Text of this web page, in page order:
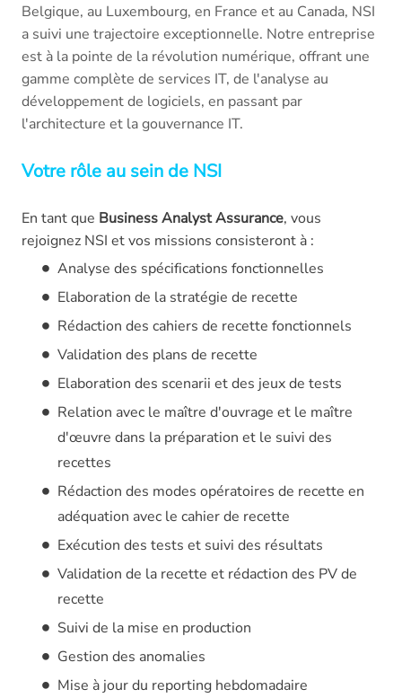
Belgique, au Luxembourg, en France et au Canada, NSI
a suivi une trajectoire exceptionnelle. Notre entreprise
est à la pointe de la révolution numérique, offrant une
gamme complète de services IT, de l'analyse au
développement de logiciels, en passant par
l'architecture et la gouvernance IT.
Votre rôle au sein de NSI
En tant que Business Analyst Assurance, vous
rejoignez NSI et vos missions consisteront à :
Analyse des spécifications fonctionnelles
Elaboration de la stratégie de recette
Rédaction des cahiers de recette fonctionnels
Validation des plans de recette
Elaboration des scenarii et des jeux de tests
Relation avec le maître d'ouvrage et le maître
d'œuvre dans la préparation et le suivi des
recettes
Rédaction des modes opératoires de recette en
adéquation avec le cahier de recette
Exécution des tests et suivi des résultats
Validation de la recette et rédaction des PV de
recette
Suivi de la mise en production
Gestion des anomalies
Mise à jour du reporting hebdomadaire